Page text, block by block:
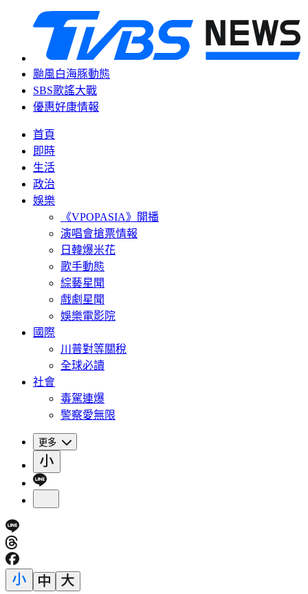
颱風白海豚動態
SBS歌謠大戰
優惠好康情報
首頁
即時
生活
政治
娛樂
《VPOPASIA》開播
演唱會搶票情報
日韓爆米花
歌手動態
綜藝星聞
戲劇星聞
娛樂電影院
國際
川普對等關稅
全球必讀
社會
毒駕連爆
警察愛無限
更多